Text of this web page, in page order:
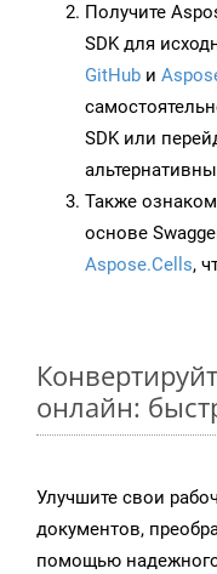
Получите
SDK для
GitHub и
SDK или
Также
основе
Aspose.Cells,
онлайн:
Улучшите свои
документов,
помощью